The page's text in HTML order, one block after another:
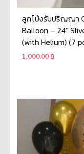
ลูกโป่งรับปริญญา
Balloon – 24″
(with Helium) (7
1,000.00 ฿